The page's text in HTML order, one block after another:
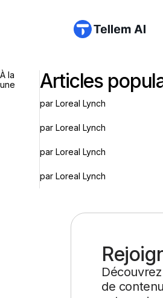
À la
une
Articles
par Loreal Lynch
par Loreal Lynch
par Loreal Lynch
par Loreal Lynch
de